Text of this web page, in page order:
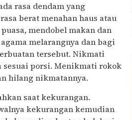
rasa dendam yang
berat menahan haus atau
mendobel makan dan
melarangnya dan bagi
tersebut. Nikmati
sesuai porsi. Menikmati rokok
hilang nikmatannya.
saat kekurangan.
kekurangan kemudian